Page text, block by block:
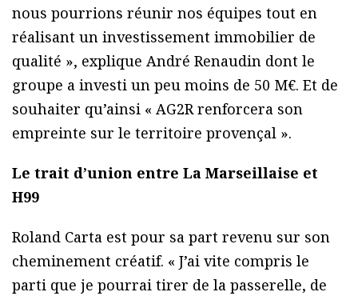
nous pourrions réunir nos équipes tout en
réalisant un investissement immobilier de
qualité », explique André Renaudin dont le
groupe a investi un peu moins de 50 M€. Et de
souhaiter qu’ainsi « AG2R renforcera son
empreinte sur le territoire provençal ».
Le trait d’union entre La Marseillaise et
H99
Roland Carta est pour sa part revenu sur son
cheminement créatif. « J’ai vite compris le
parti que je pourrai tirer de la passerelle, de